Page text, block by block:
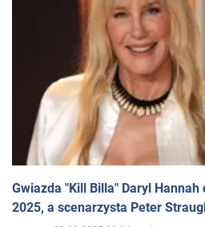
Gwiazda "Kill Billa" Daryl
2025, a scenarzysta Peter